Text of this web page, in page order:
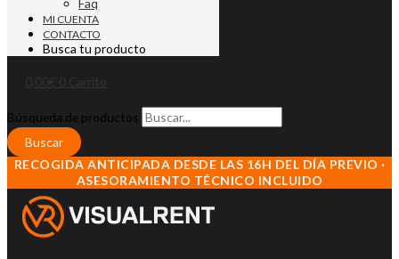
Faq
MI CUENTA
CONTACTO
Busca tu producto
Búsqueda de productos
Buscar
RECOGIDA ANTICIPADA DESDE LAS 16H DEL DÍA PREVIO ·
ASESORAMIENTO TÉCNICO INCLUIDO